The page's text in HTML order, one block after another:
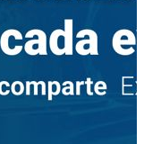
de rocio.com.